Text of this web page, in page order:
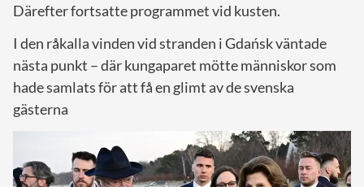
Därefter fortsatte programmet vid kusten.
I den råkalla vinden vid stranden i Gdańsk väntade
nästa punkt – där kungaparet mötte människor som
hade samlats för att få en glimt av de svenska
gästerna